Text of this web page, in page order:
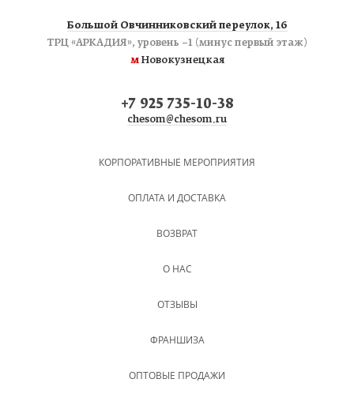
Большой Овчинниковский переулок, 16
ТРЦ «АРКАДИЯ», уровень −1 (минус первый этаж)
мНовокузнецкая
+7 925 735-10-38
chesom@chesom.ru
КОРПОРАТИВНЫЕ МЕРОПРИЯТИЯ
ОПЛАТА И ДОСТАВКА
ВОЗВРАТ
О НАС
ОТЗЫВЫ
ФРАНШИЗА
ОПТОВЫЕ ПРОДАЖИ